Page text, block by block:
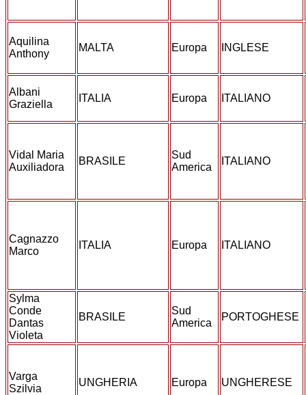
Aquilina
Anthony
MALTA Europa INGLESE
Albani
Graziella
ITALIA Europa ITALIANO
Vidal Maria
Auxiliadora
BRASILE
Sud
America
ITALIANO
Cagnazzo
Marco
ITALIA Europa ITALIANO
Sylma
Conde
Dantas
Violeta
BRASILE
Sud
America
PORTOGHESE
Varga
Szilvia
UNGHERIA Europa UNGHERESE